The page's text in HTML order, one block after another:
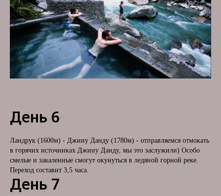
День 6
Ландрук (1600м) - Джину Данду (1780м) - отправляемся отмокать
в горячих источниках Джину Данду, мы это заслужили) Особо
смелые и закаленные смогут окунуться в ледяной горной реке.
Переход составит 3,5 часа.
День 7